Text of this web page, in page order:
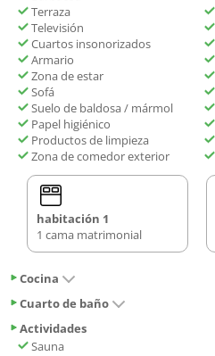
Terraza
Televisión
Cuartos insonorizados
Armario
Zona de estar
Sofá
Suelo de baldosa / mármol
Papel higiénico
Productos de limpieza
Zona de comedor exterior
habitación 1
1 cama matrimonial
Cocina
Cuarto de baño
Actividades
Sauna